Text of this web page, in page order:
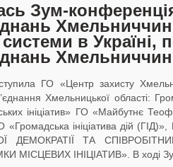
Зум-
в Україні,
ГО «Центр захисту
Хмельницької області:
ініціатив» ГО «Майбутнє
ініціатива дій (ГІД)»,
ДЕМОКРАТІЇ ТА
МІСЦЕВИХ ІНІЦІАТИВ». В ході